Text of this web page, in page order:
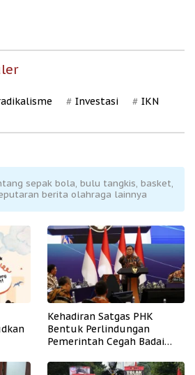
Investasi IKN
sepak bola, bulu tangkis, basket,
berita olahraga lainnya
Kehadiran Satgas PHK
Bentuk Perlindungan
Pemerintah Cegah Badai